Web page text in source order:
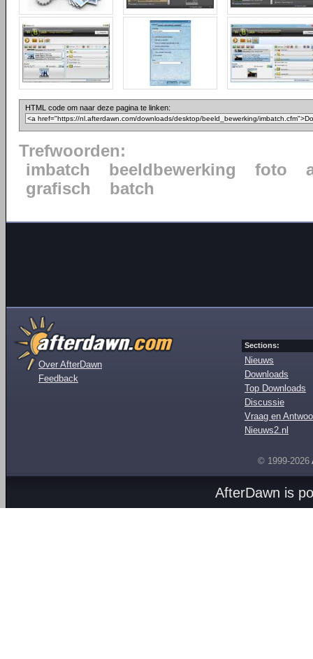
HTML code om naar deze pagina te linken:
Trefwoorden:
imbatch
beeldbewerking foto
grafisch
batch
Over AfterDawn
Feedback
Sections:
Nieuws
Downloads
Top Downloads
Discussie
Vraag en
Nieuws2.nl
© 1999-2026
AfterDawn is